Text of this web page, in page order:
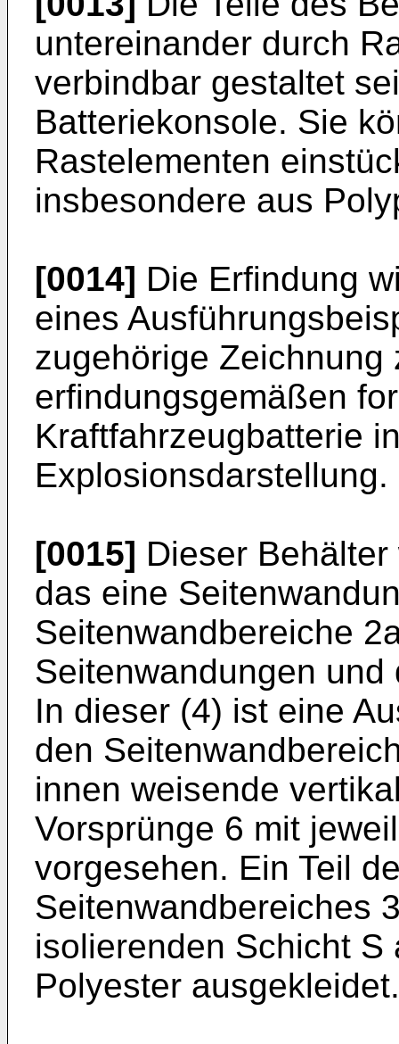
untereinander durch
verbindbar gestaltet
Batteriekonsole. Sie
Rastelementen
insbesondere aus
[0014] Die Erfindung
eines
zugehörige Zeichnung
erfindungsgemäßen
Kraftfahrzeugbatterie
Explosionsdarstellung.
[0015] Dieser
das eine
Seitenwandbereiche
Seitenwandungen
In dieser (4) ist eine
den
innen weisende
Vorsprünge 6 mit
vorgesehen. Ein Teil
Seitenwandbereiches
isolierenden Schicht
Polyester ausgekleidet.